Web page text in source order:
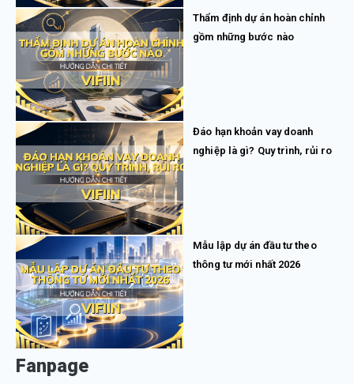
Thẩm định dự án hoàn chỉnh
gồm những bước nào
Đáo hạn khoản vay doanh
nghiệp là gì? Quy trình, rủi ro
Mẫu lập dự án đầu tư theo
thông tư mới nhất 2026
Fanpage